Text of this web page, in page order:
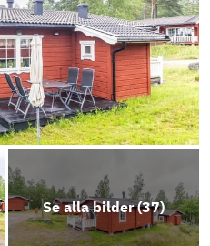
Se alla bilder (37)